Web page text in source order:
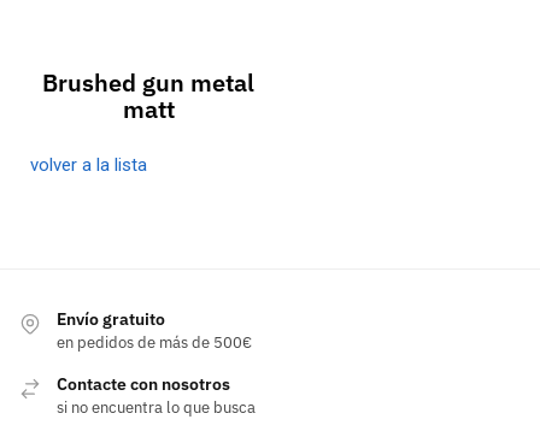
Brushed gun metal
matt
volver a la lista
Envío gratuito
en pedidos de más de 500€
Contacte con nosotros
si no encuentra lo que busca